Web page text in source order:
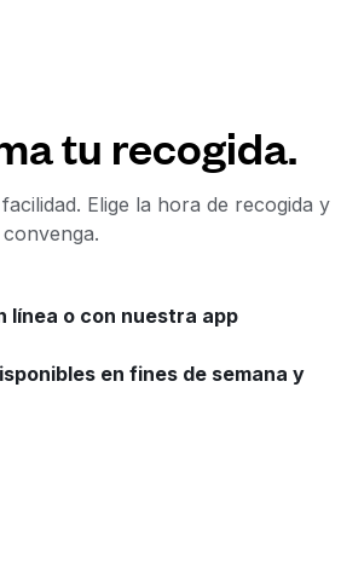
tu recogida.
Elige la hora de recogida y
línea o con nuestra app
en fines de semana y